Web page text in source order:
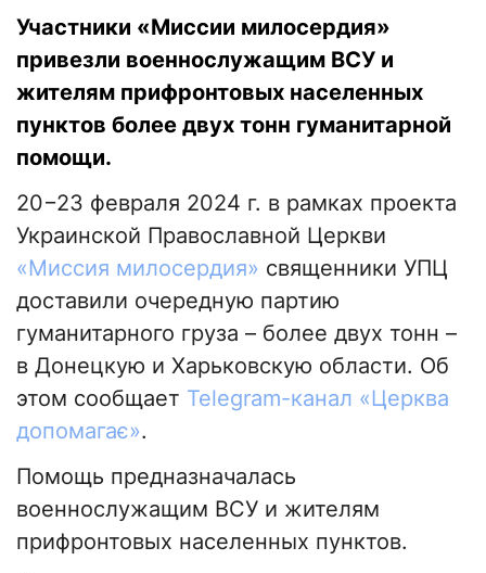
Участники «Миссии милосердия»
привезли военнослужащим ВСУ и
жителям прифронтовых населенных
пунктов более двух тонн гуманитарной
помощи.
20−23 февраля 2024 г. в рамках проекта
Украинской Православной Церкви
«Миссия милосердия» священники УПЦ
доставили очередную партию
гуманитарного груза – более двух тонн –
в Донецкую и Харьковскую области. Об
этом сообщает Telegram-канал «Церква
допомагає».
Помощь предназначалась
военнослужащим ВСУ и жителям
прифронтовых населенных пунктов.